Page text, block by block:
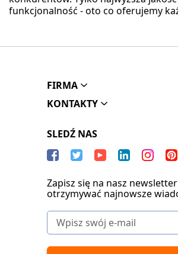
funkcjonalność - oto co oferujemy
FIRMA
KONTAKTY
SLEDŹ NAS
Zapisz się na nasz
otrzymywać najnowsze